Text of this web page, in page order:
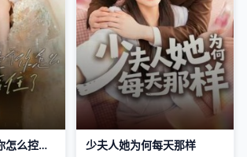
契约而已，枭爷你怎么控制不住了 少夫人她为何每天那样